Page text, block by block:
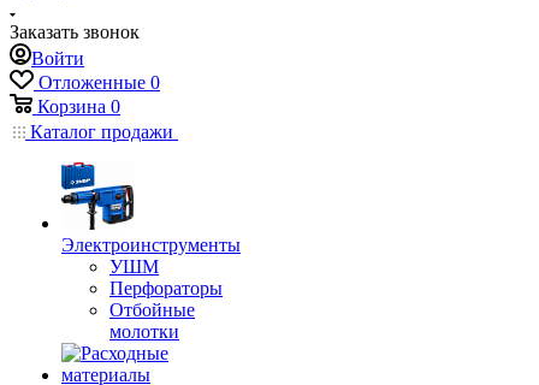
Заказать звонок
Войти
Отложенные 0
Корзина 0
Каталог продажи
Электроинструменты
УШМ
Перфораторы
Отбойные
молотки